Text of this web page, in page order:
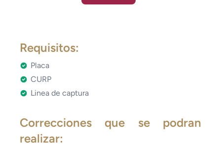
Requisitos:
Placa
CURP
Linea de captura
Correcciones que se podran
realizar: